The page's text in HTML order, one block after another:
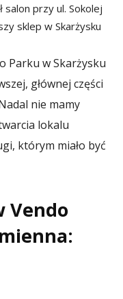
salon przy ul. Sokolej
sklep w Skarżysku
Parku w Skarżysku
głównej części
nie mamy
lokalu
którym miało być
Vendo